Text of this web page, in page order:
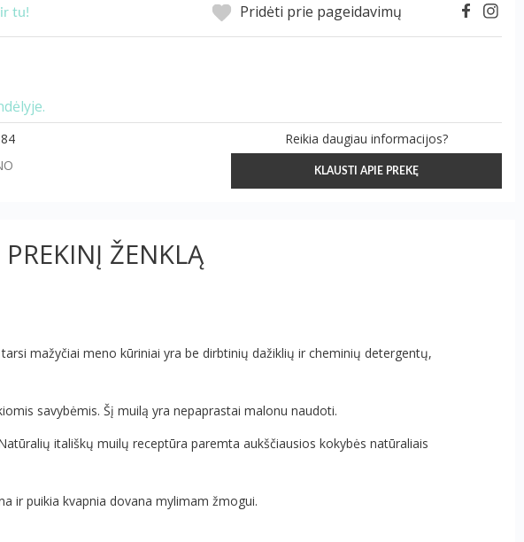
tu! Pridėti prie pageidavimų
Reikia daugiau informacijos?
KLAUSTI APIE PREKĘ
PREKINĮ ŽENKLĄ
mažyčiai meno kūriniai yra be dirbtinių dažiklių ir cheminių detergentų,
savybėmis. Šį muilą yra nepaprastai malonu naudoti.
itališkų muilų receptūra paremta aukščiausios kokybės natūraliais
ir puikia kvapnia dovana mylimam žmogui.